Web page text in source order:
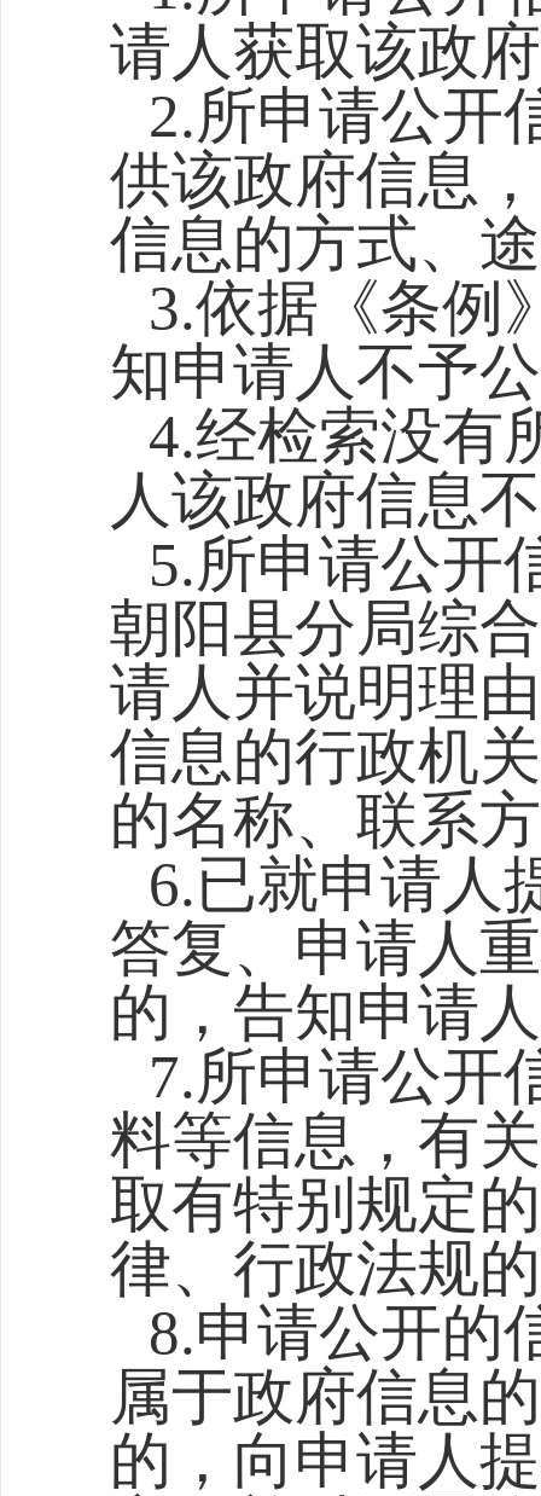
请人获取该政
2.所申请公开
供该政府信息
信息的方式、
3.依据《条例
知申请人不予
4.经检索没有
人该政府信息
5.所申请公开
朝阳县分局综合
请人并说明理
信息的行政机
的名称、联系
6.已就申请人
答复、申请人
的，告知申请
7.所申请公开
料等信息，有
取有特别规定
律、行政法规
8.申请公开的
属于政府信息
的，向申请人